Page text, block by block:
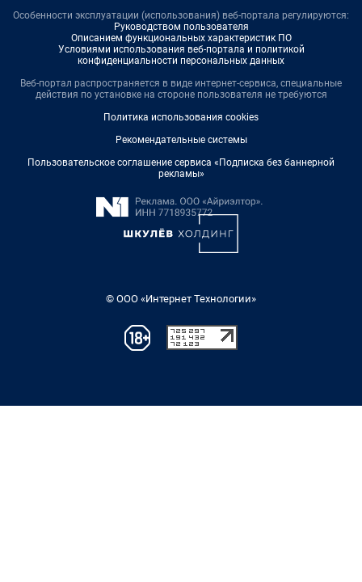
Особенности эксплуатации (использования) веб-портала регулируются:
Руководством пользователя
Описанием функциональных характеристик ПО
Условиями использования веб-портала и политикой
конфиденциальности персональных данных
Веб-портал распространяется в виде интернет-сервиса, специальные
действия по установке на стороне пользователя не требуются
Политика использования cookies
Рекомендательные системы
Пользовательское соглашение сервиса «Подписка без баннерной
рекламы»
© ООО «Интернет Технологии»